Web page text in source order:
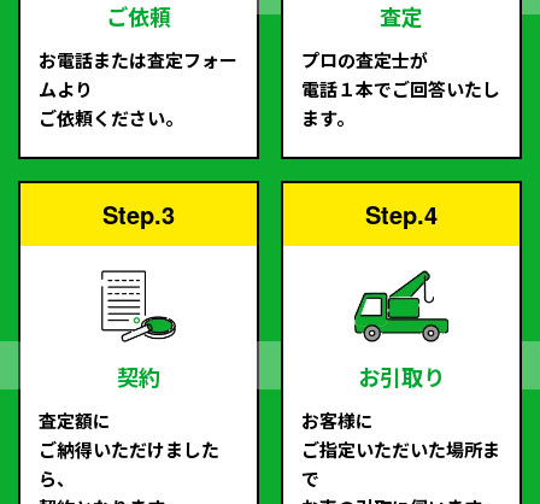
ご依頼
お電話または査定フォー
ムより
ご依頼ください。
査定
プロの査定士が
電話１本でご回答いたし
ます。
Step.3
契約
査定額に
ご納得いただけました
ら、
Step.4
お引取り
お客様に
ご指定いただいた場所ま
で